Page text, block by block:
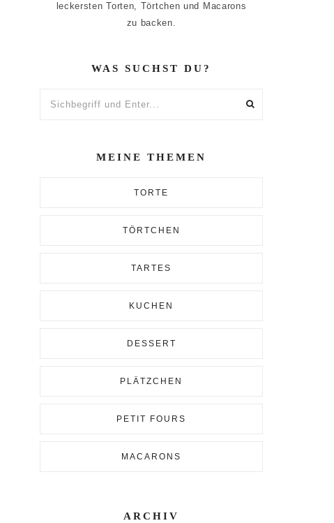
leckersten Torten, Törtchen und Macarons
zu backen.
WAS SUCHST DU?
MEINE THEMEN
TORTE
TÖRTCHEN
TARTES
KUCHEN
DESSERT
PLÄTZCHEN
PETIT FOURS
MACARONS
ARCHIV